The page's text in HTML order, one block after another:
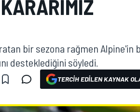
bir sezona rağmen Alpine'in
desteklediğini söyledi.
TERCIH EDILEN KAYNAK